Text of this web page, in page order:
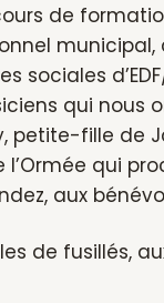
de
sociales
qui nous
petite-fille de
qui
aux
de fusillés,